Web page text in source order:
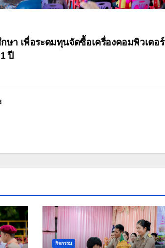
ษา เพื่อระดมทุนจัดซื้อเครื่องคอมพิวเตอร์
ปี
กิจกรรม